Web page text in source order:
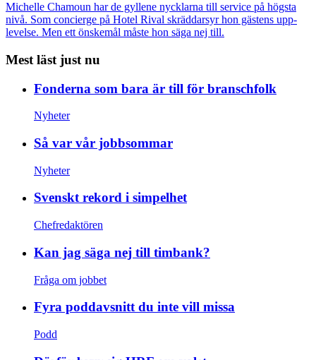
Michelle Chamoun har de gyllene nycklarna till service på högsta
nivå. Som concierge på Hotel Rival skräddarsyr hon gästens upp­
levelse. Men ett önskemål måste hon säga nej till.
Mest läst just nu
Fonderna som bara är till för branschfolk
Nyheter
Så var vår jobbsommar
Nyheter
Svenskt rekord i simpelhet
Chefredaktören
Kan jag säga nej till timbank?
Fråga om jobbet
Fyra poddavsnitt du inte vill missa
Podd